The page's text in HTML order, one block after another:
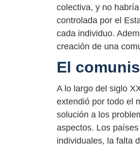
colectiva, y no
controlada por el
cada individuo.
creación de una
El
A lo largo del siglo
extendió por todo el
solución a los
aspectos. Los
individuales, la falta